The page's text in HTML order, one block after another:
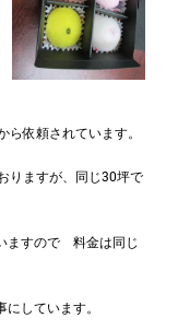
依頼されています。
りますが、同じ30坪で
ますので 料金は同じ
しています。